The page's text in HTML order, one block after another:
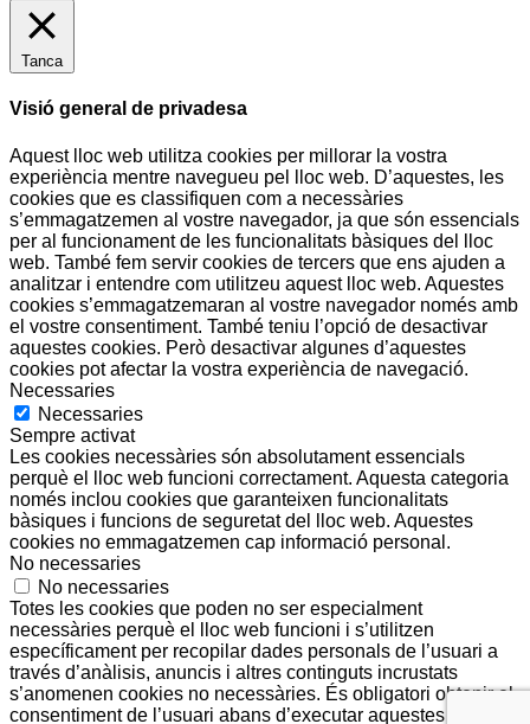
Tanca
Visió general de privadesa
Aquest lloc web utilitza cookies per millorar la vostra
experiència mentre navegueu pel lloc web. D’aquestes, les
cookies que es classifiquen com a necessàries
s’emmagatzemen al vostre navegador, ja que són essencials
per al funcionament de les funcionalitats bàsiques del lloc
web. També fem servir cookies de tercers que ens ajuden a
analitzar i entendre com utilitzeu aquest lloc web. Aquestes
cookies s’emmagatzemaran al vostre navegador només amb
el vostre consentiment. També teniu l’opció de desactivar
aquestes cookies. Però desactivar algunes d’aquestes
cookies pot afectar la vostra experiència de navegació.
Necessaries
Necessaries
Sempre activat
Les cookies necessàries són absolutament essencials
perquè el lloc web funcioni correctament. Aquesta categoria
només inclou cookies que garanteixen funcionalitats
bàsiques i funcions de seguretat del lloc web. Aquestes
cookies no emmagatzemen cap informació personal.
No necessaries
No necessaries
Totes les cookies que poden no ser especialment
necessàries perquè el lloc web funcioni i s’utilitzen
específicament per recopilar dades personals de l’usuari a
través d’anàlisis, anuncis i altres continguts incrustats
s’anomenen cookies no necessàries. És obligatori obtenir el
consentiment de l’usuari abans d’executar aquestes cookies